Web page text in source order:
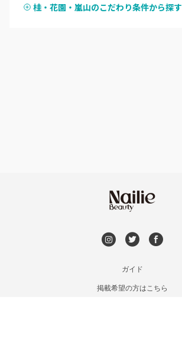
長岡京市・向日市・八幡
ハンドスカルプ
桂・花園・嵐山のこだわり条件から探す
ガイド
掲載希望の方はこちら